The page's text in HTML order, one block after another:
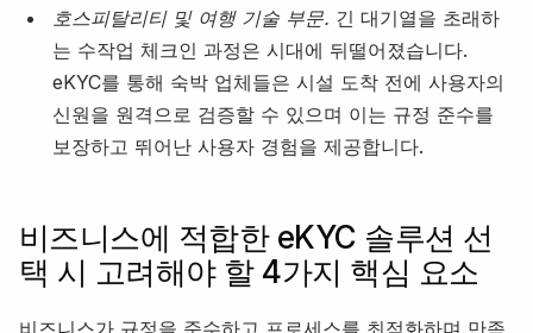
호스피탈리티 및 여행 기술 부문. 긴 대기열을 초래하
는 수작업 체크인 과정은 시대에 뒤떨어졌습니다.
eKYC를 통해 숙박 업체들은 시설 도착 전에 사용자의
신원을 원격으로 검증할 수 있으며 이는 규정 준수를
보장하고 뛰어난 사용자 경험을 제공합니다.
비즈니스에 적합한 eKYC 솔루션 선
택 시 고려해야 할 4가지 핵심 요소
비즈니스가 규정을 준수하고 프로세스를 최적화하며 만족